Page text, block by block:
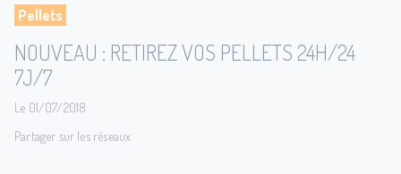
Pellets
NOUVEAU : RETIREZ VOS PELLETS 24H/24
7J/7
Le 01/07/2018
Partager sur les réseaux